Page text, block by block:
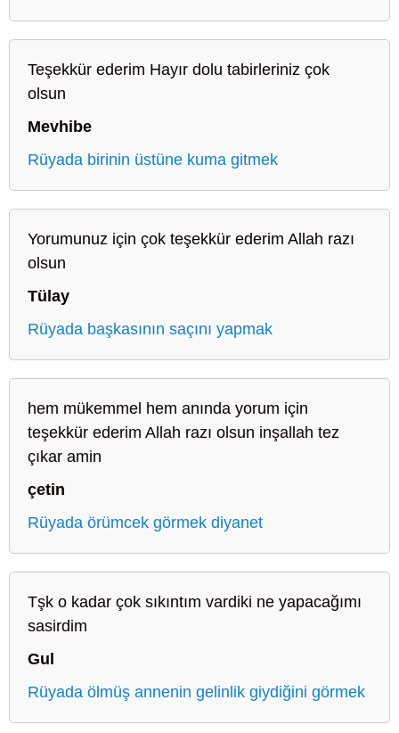
Teşekkür ederim Hayır dolu tabirleriniz çok
olsun
Mevhibe
Rüyada birinin üstüne kuma gitmek
Yorumunuz için çok teşekkür ederim Allah razı
olsun
Tülay
Rüyada başkasının saçını yapmak
hem mükemmel hem anında yorum için
teşekkür ederim Allah razı olsun inşallah tez
çıkar amin
çetin
Rüyada örümcek görmek diyanet
Tşk o kadar çok sıkıntım vardiki ne yapacağımı
sasirdim
Gul
Rüyada ölmüş annenin gelinlik giydiğini görmek